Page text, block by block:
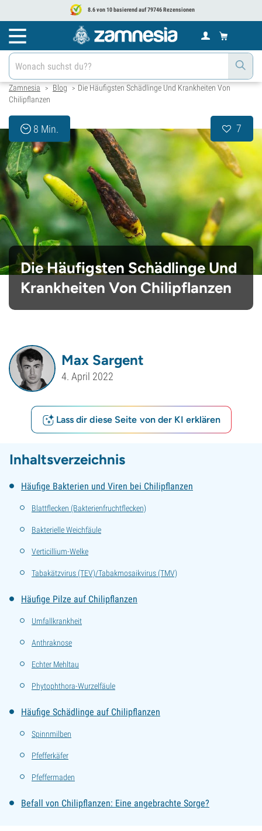
8.6 von 10 basierend auf 79746 Rezensionen
Zamnesia > Blog > Die Häufigsten Schädlinge Und Krankheiten Von
Chilipflanzen
8 Min. 7
Die Häufigsten Schädlinge Und
Krankheiten Von Chilipflanzen
Max Sargent
4. April 2022
Lass dir diese Seite von der KI erklären
Inhaltsverzeichnis
Häufige Bakterien und Viren bei Chilipflanzen
Blattflecken (Bakterienfruchtflecken)
Bakterielle Weichfäule
Verticillium-Welke
Tabakätzvirus (TEV)/Tabakmosaikvirus (TMV)
Häufige Pilze auf Chilipflanzen
Umfallkrankheit
Anthraknose
Echter Mehltau
Phytophthora-Wurzelfäule
Häufige Schädlinge auf Chilipflanzen
Spinnmilben
Pfefferkäfer
Pfeffermaden
Befall von Chilipflanzen: Eine angebrachte Sorge?